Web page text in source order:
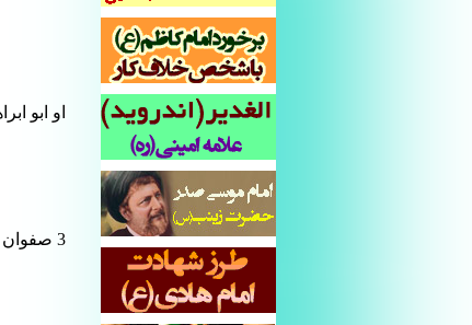
او ابو
3 صفوان جمال می گوید: منصور بن حازم به امام صادق (ع) عرض کرد: